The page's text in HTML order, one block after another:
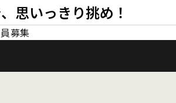
思いっきり挑め！
募集